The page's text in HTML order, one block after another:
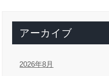
アーカイブ
2026年8月